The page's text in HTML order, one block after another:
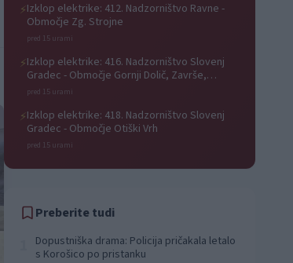
⚡Izklop elektrike: 412. Nadzorništvo Ravne -
Območje Zg. Strojne
pred 15 urami
⚡Izklop elektrike: 416. Nadzorništvo Slovenj
Gradec - Območje Gornji Dolič, Završe,
Kozjak, Tolsti vrh pri Mislinji, Srednji Dolič,
pred 15 urami
⚡Izklop elektrike: 418. Nadzorništvo Slovenj
Gradec - Območje Otiški Vrh
pred 15 urami
Preberite tudi
Dopustniška drama: Policija pričakala letalo
s Korošico po pristanku